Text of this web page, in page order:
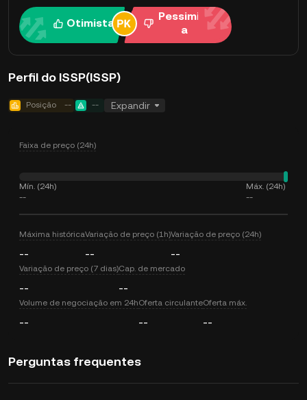
Otimista
Pessimist
a
Perfil do ISSP(ISSP)
Posição -- -- Expandir
Faixa de preço (24h)
Mín. (24h)
--
Máx. (24h)
--
Máxima histórica
--
Variação de preço (1h)
--
Variação de preço (24h)
--
Variação de preço (7 dias)
--
Cap. de mercado
--
Volume de negociação em 24h
--
Oferta circulante
--
Oferta máx.
--
Perguntas frequentes